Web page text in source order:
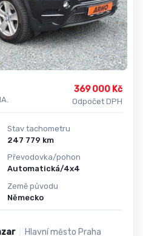
369 000 Kč
Odpočet DPH
Stav tachometru
247 779 km
Převodovka/pohon
Automatická/4x4
Země původu
Německo
Hlavní město Praha